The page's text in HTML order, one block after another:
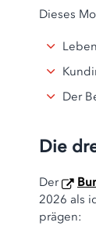
Dieses
Der
Die
Der
2026 als
prägen: